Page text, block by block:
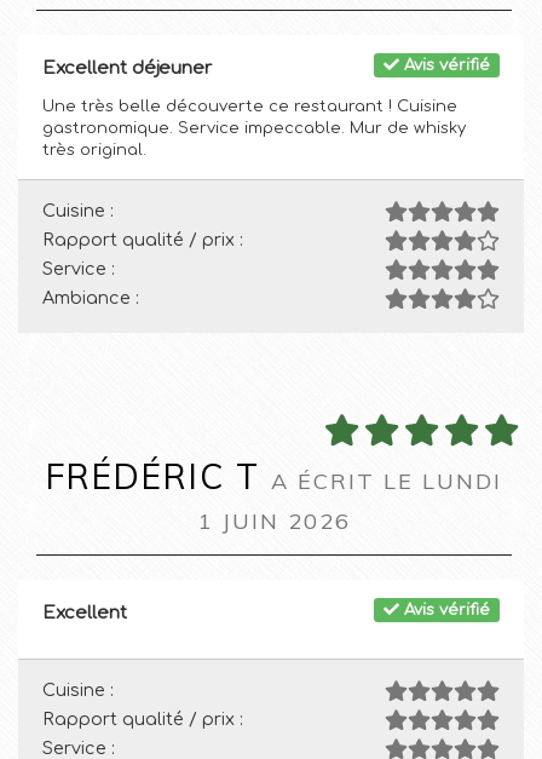
Avis vérifié
Excellent déjeuner
Une très belle découverte ce restaurant ! Cuisine
gastronomique. Service impeccable. Mur de whisky
très original.
Cuisine :
Rapport qualité / prix :
Service :
Ambiance :
FRÉDÉRIC T A ÉCRIT LE LUNDI
1 JUIN 2026
Avis vérifié
Excellent
Cuisine :
Rapport qualité / prix :
Service :